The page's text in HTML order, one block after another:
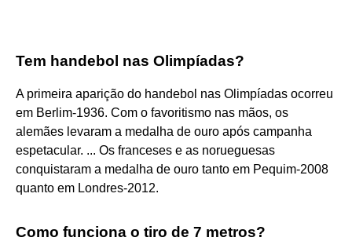
Tem handebol nas Olimpíadas?
A primeira aparição do handebol nas Olimpíadas ocorreu
em Berlim-1936. Com o favoritismo nas mãos, os
alemães levaram a medalha de ouro após campanha
espetacular. ... Os franceses e as norueguesas
conquistaram a medalha de ouro tanto em Pequim-2008
quanto em Londres-2012.
Como funciona o tiro de 7 metros?